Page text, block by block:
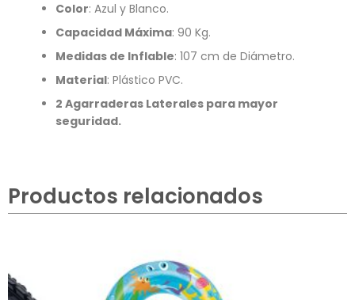
Color: Azul y Blanco.
Capacidad Máxima: 90 Kg.
Medidas de Inflable: 107 cm de Diámetro.
Material: Plástico PVC.
2 Agarraderas Laterales para mayor
seguridad.
Productos relacionados